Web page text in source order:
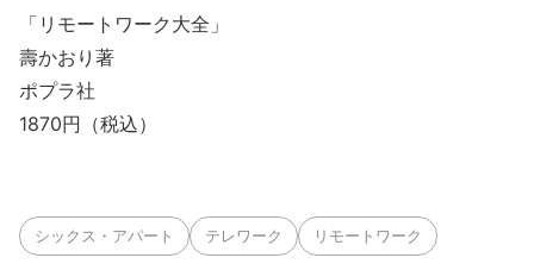
「リモートワーク大全」
壽かおり著
ポプラ社
1870円（税込）
シックス・アパート テレワーク リモートワーク